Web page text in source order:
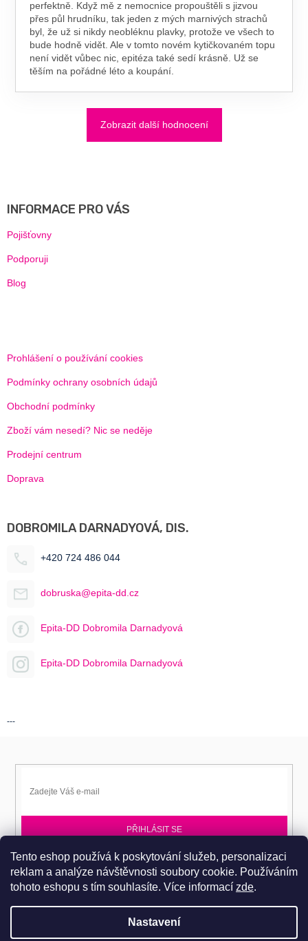
Tento eshop používá k poskytování služeb, personalizaci
reklam a analýze návštěvnosti soubory cookie. Používáním
tohoto eshopu s tím souhlasíte. Více informací zde.
Nastavení
perfektně. Když mě z nemocnice propouštěli s jizvou
přes půl hrudníku, tak jeden z mých marnivých strachů
byl, že už si nikdy neobléknu plavky, protože ve všech to
bude hodně vidět. Ale v tomto novém kytičkovaném topu
není vidět vůbec nic, epitéza také sedí krásně. Už se
těším na pořádné léto a koupání.
Zobrazit další hodnocení
INFORMACE PRO VÁS
Pojišťovny
Podporuji
Blog
Prohlášení o používání cookies
Podmínky ochrany osobních údajů
Obchodní podmínky
Zboží vám nesedí? Nic se neděje
Prodejní centrum
Doprava
DOBROMILA DARNADYOVÁ, DIS.
+420 724 486 044
dobruska@epita-dd.cz
Epita-DD Dobromila Darnadyová
Epita-DD Dobromila Darnadyová
---
PŘIHLÁSIT SE
Přihlaste se k EPITA-DD a získávejte novinky jako první.